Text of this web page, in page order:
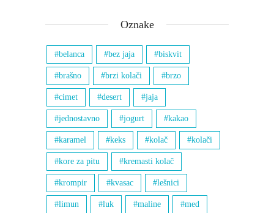
Oznake
belanca bez jaja biskvit
brašno brzi kolači brzo
cimet desert jaja
jednostavno jogurt kakao
karamel keks kolač kolači
kore za pitu kremasti kolač
krompir kvasac lešnici
limun luk maline med